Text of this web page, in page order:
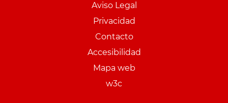
Aviso Legal
Privacidad
Contacto
Accesibilidad
Mapa web
w3c